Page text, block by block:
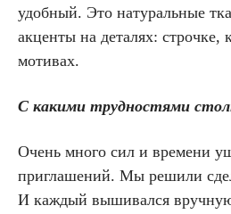
удобный. Это натуральные
акценты на деталях: строчке,
мотивах.
С какими трудностями
Очень много сил и времени
приглашений. Мы решили
И каждый вышивался